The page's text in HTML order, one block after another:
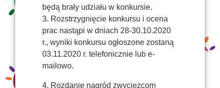
będą brały udziału w konkursie.
3. Rozstrzygnięcie konkursu i ocena
prac nastąpi w dniach 28-30.10.2020
r., wyniki konkursu ogłoszone zostaną
03.11.2020 r. telefonicznie lub e-
mailowo.
4. Rozdanie nagród zwycięzcom